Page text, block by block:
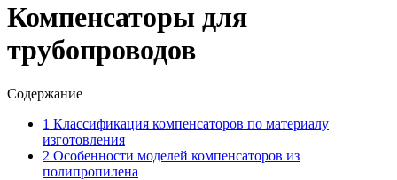
Компенсаторы для
трубопроводов
Содержание
1 Классификация компенсаторов по материалу
изготовления
2 Особенности моделей компенсаторов из
полипропилена